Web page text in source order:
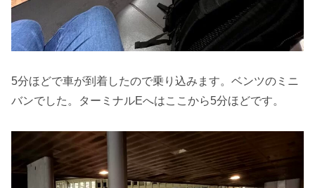
5分ほどで車が到着したので乗り込みます。ベンツのミニ
バンでした。ターミナルEへはここから5分ほどです。